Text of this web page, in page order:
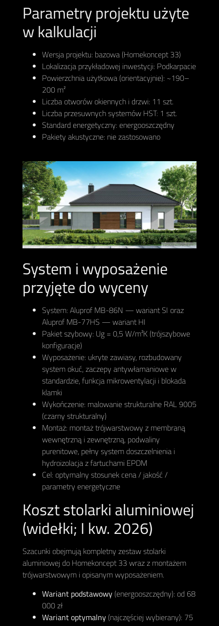
Parametry projektu użyte
w kalkulacji
Wersja projektu: bazowa (Homekoncept 33)
Lokalizacja przykładowej inwestycji: Podkarpacie
Powierzchnia użytkowa (orientacyjnie): ~190–
200 m²
Liczba otworów okiennych i drzwi: 11 szt.
Liczba przesuwnych systemów HST: 1 szt.
Standard energetyczny: energooszczędny
Pakiety akustyczne: nie zastosowano
System i wyposażenie
przyjęte do wyceny
System: Aluprof MB-86N — wariant SI oraz
Aluprof MB-77HS — wariant HI
Pakiet szybowy: Ug = 0,5 W/m²K (trójszybowe
konfiguracje)
Wyposażenie: ukryte zawiasy, rozbudowany
system okuć, zaczepy antywłamaniowe w
standardzie, funkcja mikrowentylacji i blokada
klamki
Wykończenie: malowanie strukturalne RAL 9005
(czarny strukturalny)
Montaż: montaż trójwarstwowy z membraną
wewnętrzną i zewnętrzną, podwaliny
purenitowe, pełny system doszczelnienia i
hydroizolacja z fartuchami EPDM
Cel: optymalny stosunek cena / jakość /
parametry energetyczne
Koszt stolarki aluminiowej
(widełki; I kw. 2026)
Szacunki obejmują kompletny zestaw stolarki
aluminiowej do Homekoncept 33 wraz z montażem
trójwarstwowym i opisanym wyposażeniem.
Wariant podstawowy(energooszczędny): od 68
000 zł
Wariant optymalny(najczęściej wybierany): 75